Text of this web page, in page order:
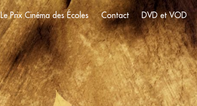
Le Prix Cinéma des Écoles Contact DVD et VOD